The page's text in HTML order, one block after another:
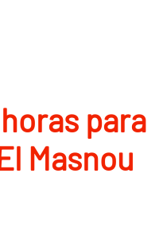
para
Masnou